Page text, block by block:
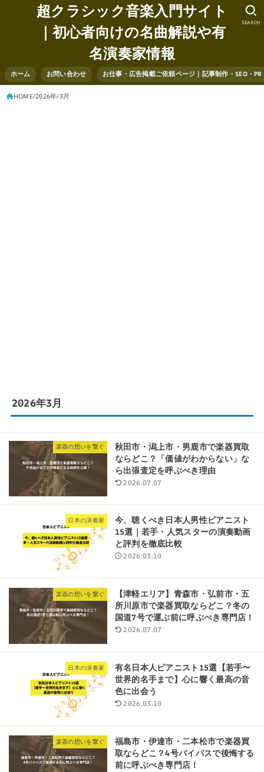
超クラシック音楽入門サイト
｜初心者向けの名曲解説や有
名演奏家情報
ホーム お問い合わせ お仕事・広告掲載ご依頼ページ｜記事制作・SEO・
SEARCH
HOME 2026年 3月
2026年3月
楽器の想いを繋ぐ
秋田市・潟上市・男鹿市で楽器買取
ならどこ？「価値がわからない」な
ら出張査定を呼ぶべき理由
2026.07.07
日本の演奏家
今、聴くべき日本人男性ピアニスト
15選｜若手・人気スターの演奏動画
と評判を徹底比較
2026.03.10
楽器の想いを繋ぐ
【津軽エリア】青森市・弘前市・五
所川原市で楽器買取ならどこ？冬の
国道7号で運ぶ前に呼ぶべき専門店！
2026.07.07
日本の演奏家
有名日本人ピアニスト15選【若手〜
世界的名手まで】心に響く最高の音
色に出会う
2026.03.10
楽器の想いを繋ぐ
福島市・伊達市・二本松市で楽器買
取ならどこ？4号バイパスで後悔する
前に呼ぶべき専門店！